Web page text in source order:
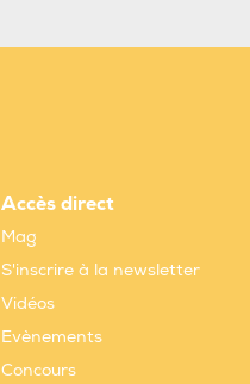
Accès direct
Mag
S'inscrire à la newsletter
Vidéos
Evènements
Concours